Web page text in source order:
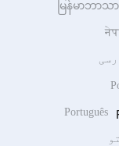
မြန်မာဘာသာ
Português